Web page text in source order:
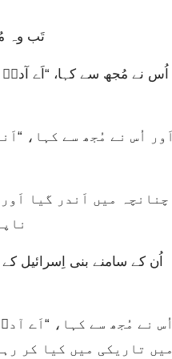
تَب وہ
میں تاریکی میں کیا کر